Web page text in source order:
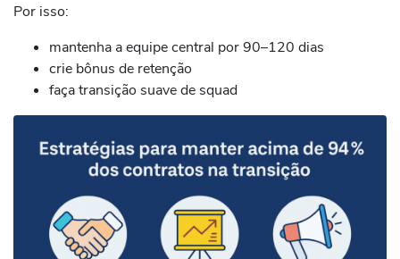
Por isso:
mantenha a equipe central por 90–120 dias
crie bônus de retenção
faça transição suave de squad